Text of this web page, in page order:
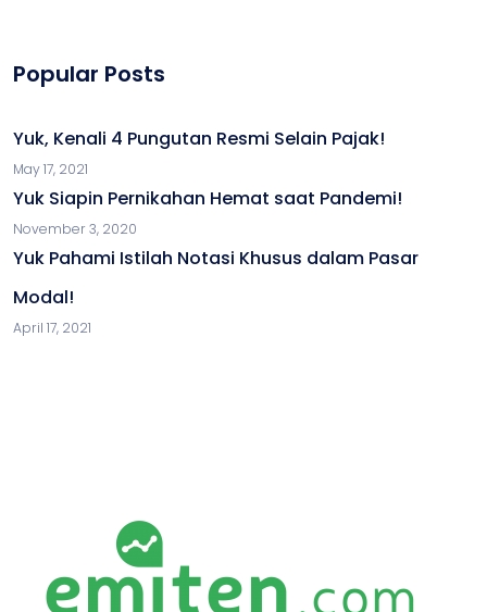
Popular Posts
Yuk, Kenali 4 Pungutan Resmi Selain Pajak!
May 17, 2021
Yuk Siapin Pernikahan Hemat saat Pandemi!
November 3, 2020
Yuk Pahami Istilah Notasi Khusus dalam Pasar
Modal!
April 17, 2021